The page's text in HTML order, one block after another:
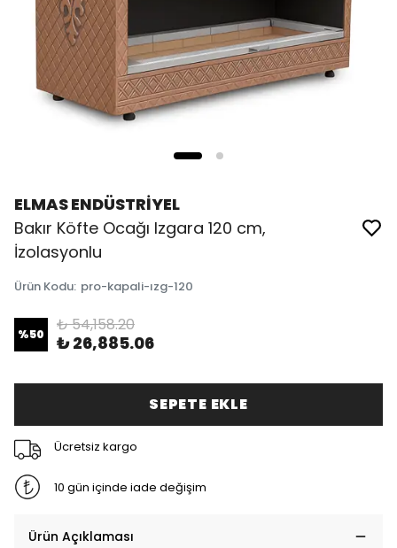
ELMAS ENDÜSTRİYEL
Bakır Köfte Ocağı Izgara 120 cm,
İzolasyonlu
Ürün Kodu: pro-kapali-ızg-120
%50 ₺ 54,158.20
₺ 26,885.06
SEPETE EKLE
Ücretsiz kargo
10 gün içinde iade değişim
Ürün Açıklaması